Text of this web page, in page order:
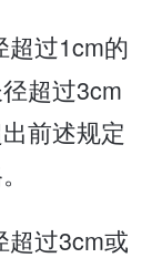
超过1cm的
超过3cm
前述规定
超过3cm或